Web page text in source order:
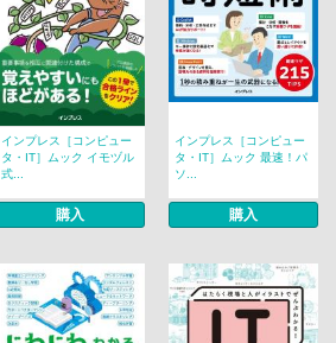
インプレス［コンピュー
タ・IT］ムック イモヅル
式...
購入
インプレス［コンピュー
タ・IT］ムック 最速！パ
ソ...
購入